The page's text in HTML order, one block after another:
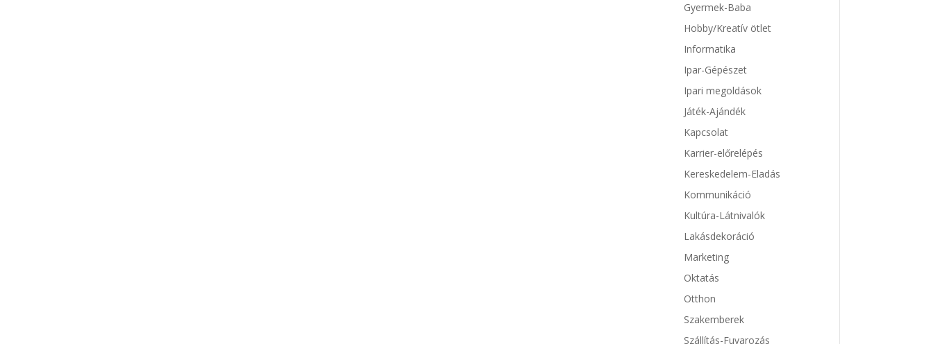
Gyermek-Baba
Hobby/Kreatív ötlet
Informatika
Ipar-Gépészet
Ipari megoldások
Játék-Ajándék
Kapcsolat
Karrier-előrelépés
Kereskedelem-Eladás
Kommunikáció
Kultúra-Látnivalók
Lakásdekoráció
Marketing
Oktatás
Otthon
Szakemberek
Szállítás-Fuvarozás